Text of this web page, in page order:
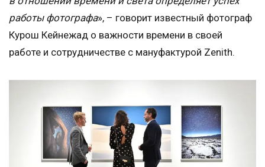
работы фотографа», – говорит известный фотограф
Курош Кейнежад о важности времени в своей
работе и сотрудничестве с мануфактурой Zenith.